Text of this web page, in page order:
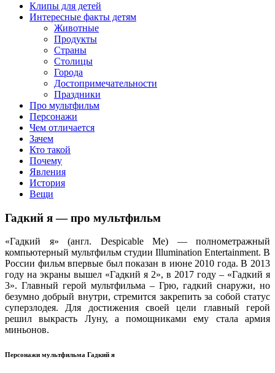
интересные факты про страны, столицы и города, клипы из
мультфильмов, мульт-клипы, песни из мультиков, детские
клипы, интересные факты о мультфильмах и про персонажей
мультфильмов
Клипы для детей
Интересные факты детям
Животные
Продукты
Страны
Столицы
Города
Достопримечательности
Праздники
Про мультфильм
Персонажи
Чем отличается
Зачем
Кто такой
Почему
Явления
История
Вещи
Гадкий я — про мультфильм
«Гадкий я» (англ. Despicable Me) — полнометражный
компьютерный мультфильм студии Illumination Entertainment. В
России фильм впервые был показан в июне 2010 года. В 2013
году на экраны вышел «Гадкий я 2», в 2017 году – «Гадкий я
3». Главный герой мультфильма – Грю, гадкий снаружи, но
безумно добрый внутри, стремится закрепить за собой статус
суперзлодея. Для достижения своей цели главный герой
решил выкрасть Луну, а помощниками ему стала армия
миньонов.
Персонажи мультфильма Гадкий я